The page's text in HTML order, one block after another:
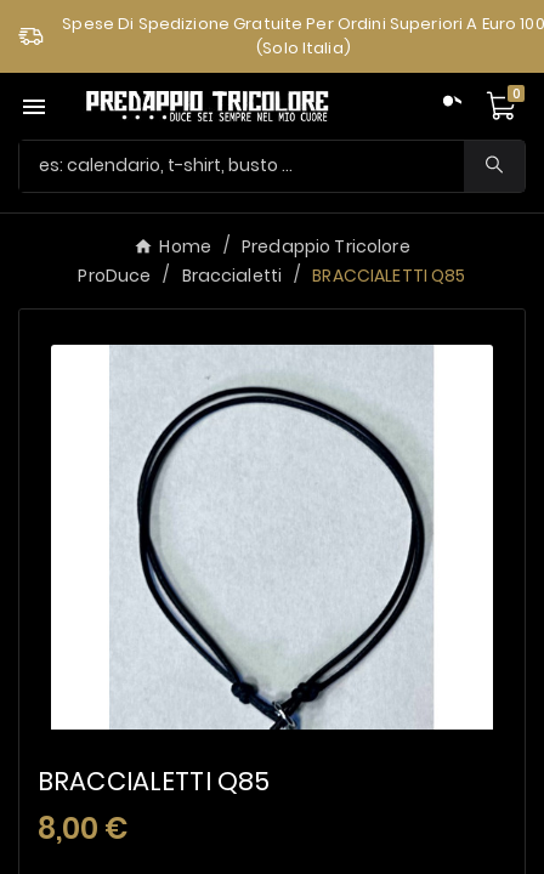
Spese Di Spedizione Gratuite Per Ordini Superiori A Euro 100
(solo Italia)
 0
Home
Predappio Tricolore
ProDuce
Braccialetti BRACCIALETTI Q85
BRACCIALETTI Q85
8,00 €